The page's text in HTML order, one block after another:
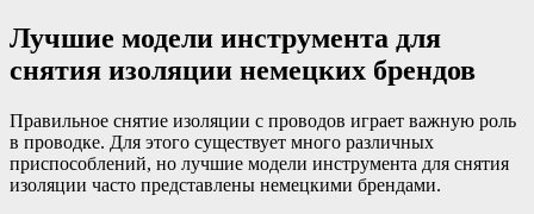
Лучшие модели инструмента для
снятия изоляции немецких брендов
Правильное снятие изоляции с проводов играет важную роль
в проводке. Для этого существует много различных
приспособлений, но лучшие модели инструмента для снятия
изоляции часто представлены немецкими брендами.